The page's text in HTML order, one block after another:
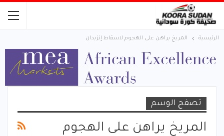
الرئيسية المريخ يراهن على الهجوم لاسقاط إنزيدان
تصفح الوسم
المريخ يراهن على الهجوم